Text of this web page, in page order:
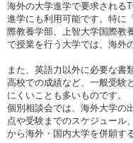
海外の大学進学で要求される
進学にも利用可能です。特に
際教養学部、上智大学国際教
で授業を行う大学では、海外
また、英語力以外に必要な書
高校での成績など、一般受験
にくいことも多いものです。
個別相談会では、海外大学の
点や受験までのスケジュール
から海外・国内大学を併願す